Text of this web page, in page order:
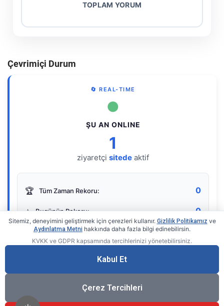
TOPLAM YORUM
Çevrimiçi Durum
🔄 REAL-TIME
●
ŞU AN ONLINE
1
ziyaretçi sitede aktif
🏆 Tüm Zaman Rekoru: 0
⭐ Bugünün Rekoru: 0
Gerçek zamanlı sayaç
Sitemiz, deneyimini geliştirmek için çerezleri kullanır. Gizlilik Politikamız ve
Aydınlatma Metni hakkında daha fazla bilgi edinebilirsin.
KVKK ve GDPR kapsamında tercihlerinizi yönetebilirsiniz.
Kabul Et
Çerez Tercihleri